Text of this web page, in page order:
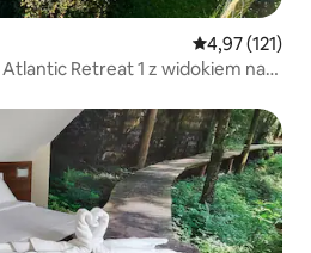
Średnia
4,97 (121)
Retreat 1 z widokiem na